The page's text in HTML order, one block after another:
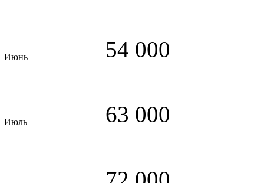
Июнь 54 000 –
Июль 63 000 –